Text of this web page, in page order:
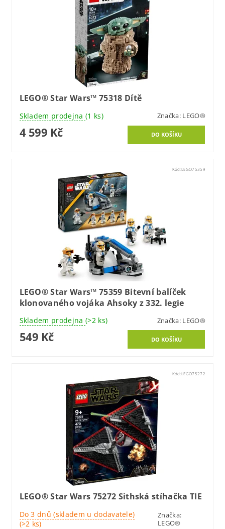
LEGO® Star Wars™ 75318 Dítě
Skladem prodejna (1 ks) Značka: LEGO®
4 599 Kč
Kód:LEGO75359
LEGO® Star Wars™ 75359 Bitevní balíček
klonovaného vojáka Ahsoky z 332. legie
Skladem prodejna (>2 ks) Značka: LEGO®
549 Kč
Kód:LEGO75272
LEGO® Star Wars 75272 Sithská stíhačka TIE
Do 3 dnů (skladem u dodavatele)
(>2 ks)
Značka:
LEGO®